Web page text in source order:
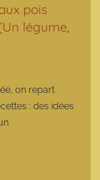
pois
légume,
on repart
: des idées